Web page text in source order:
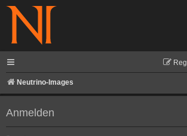
Neutrino-Images
Anmelden